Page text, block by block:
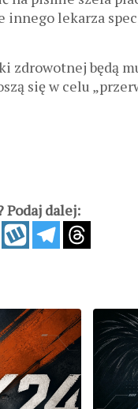
innego lekarza
zdrowotnej będą
się w celu
Podaj dalej: